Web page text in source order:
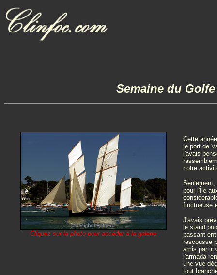
Semaine du
Cliquez sur la photo pour accéder à la galerie
Cette
le port de
j'avais
notre
pour l'Île
fructueuse
J'avais
le stand
passant
rescousse
amis partir
l'armada
une vue
tout